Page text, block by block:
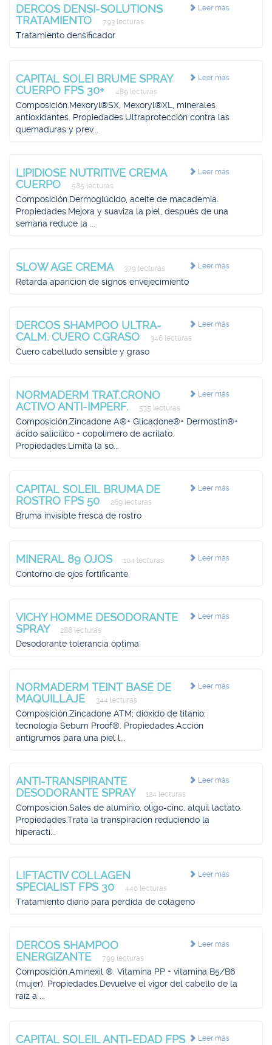
Leer más
DERCOS DENSI-SOLUTIONS
TRATAMIENTO
793 lecturas
Tratamiento densificador
Leer más
CAPITAL SOLEI BRUME SPRAY
CUERPO FPS 30+
489 lecturas
Composición.Mexoryl®SX, Mexoryl®XL, minerales
antioxidantes. Propiedades.Ultraprotección contra las
quemaduras y prev...
Leer más
LIPIDIOSE NUTRITIVE CREMA
CUERPO
585 lecturas
Composición.Dermoglúcido, aceite de macademia.
Propiedades.Mejora y suaviza la piel, después de una
semana reduce la ...
Leer más
SLOW AGE CREMA 379 lecturas
Retarda aparición de signos envejecimiento
Leer más
DERCOS SHAMPOO ULTRA-
CALM. CUERO C.GRASO
346 lecturas
Cuero cabelludo sensible y graso
Leer más
NORMADERM TRAT.CRONO
ACTIVO ANTI-IMPERF.
535 lecturas
Composición.Zincadone A®+ Glicadone®+ Dermostin®+
ácido salicílico + copolímero de acrilato.
Propiedades.Limita la so...
Leer más
CAPITAL SOLEIL BRUMA DE
ROSTRO FPS 50
269 lecturas
Bruma invisible fresca de rostro
Leer más
MINERAL 89 OJOS 104 lecturas
Contorno de ojos fortificante
Leer más
VICHY HOMME DESODORANTE
SPRAY
288 lecturas
Desodorante tolerancia óptima
Leer más
NORMADERM TEINT BASE DE
MAQUILLAJE
344 lecturas
Composición.Zincadone ATM; dióxido de titanio;
tecnología Sebum Proof®. Propiedades.Acción
antigrumos para una piel l...
Leer más
ANTI-TRANSPIRANTE
DESODORANTE SPRAY
124 lecturas
Composición.Sales de aluminio, oligo-cinc, alquil lactato.
Propiedades.Trata la transpiración reduciendo la
hiperacti...
Leer más
LIFTACTIV COLLAGEN
SPECIALIST FPS 30
440 lecturas
Tratamiento diario para pérdida de colágeno
Leer más
DERCOS SHAMPOO
ENERGIZANTE
799 lecturas
Composición.Aminexil ®. Vitamina PP + vitamina B5/B6
(mujer). Propiedades.Devuelve el vigor del cabello de la
raíz a ...
Leer más
CAPITAL SOLEIL ANTI-EDAD FPS